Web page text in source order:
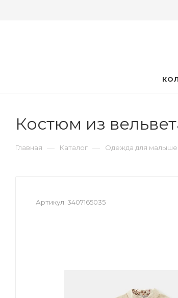
Костюм из
Главная — Каталог — Одежда для
Артикул: 3407165035